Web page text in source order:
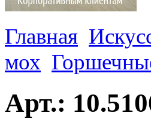
Главная
мох
Арт.: